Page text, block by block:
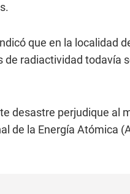
que en la localidad
de radiactividad todavía
desastre perjudique al
de la Energía Atómica